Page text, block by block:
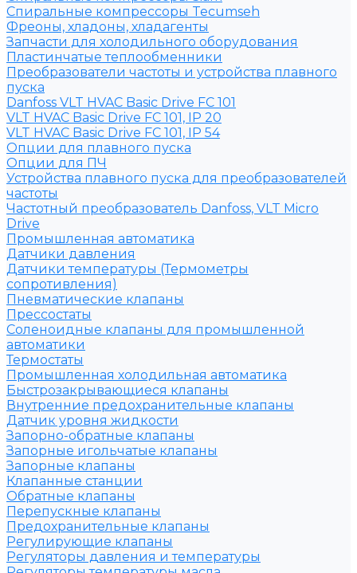
Спиральные компрессоры Tecumseh
Фреоны, хладоны, хладагенты
Запчасти для холодильного оборудования
Пластинчатые теплообменники
Преобразователи частоты и устройства плавного
пуска
Danfoss VLT HVAC Basic Drive FC 101
VLT HVAC Basic Drive FC 101, IP 20
VLT HVAC Basic Drive FC 101, IP 54
Опции для плавного пуска
Опции для ПЧ
Устройства плавного пуска для преобразователей
частоты
Частотный преобразователь Danfoss, VLT Micro
Drive
Промышленная автоматика
Датчики давления
Датчики температуры (Термометры
сопротивления)
Пневматические клапаны
Прессостаты
Соленоидные клапаны для промышленной
автоматики
Термостаты
Промышленная холодильная автоматика
Быстрозакрывающиеся клапаны
Внутренние предохранительные клапаны
Датчик уровня жидкости
Запорно-обратные клапаны
Запорные игольчатые клапаны
Запорные клапаны
Клапанные станции
Обратные клапаны
Перепускные клапаны
Предохранительные клапаны
Регулирующие клапаны
Регуляторы давления и температуры